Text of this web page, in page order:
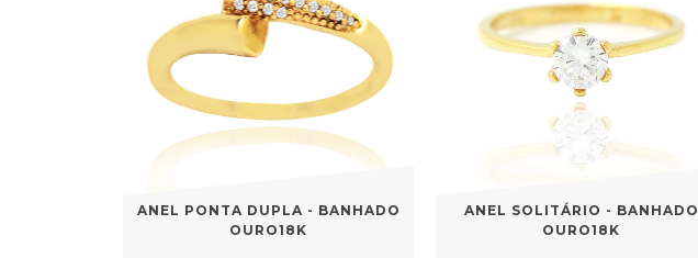
ANEL PONTA DUPLA - BANHADO
OURO18K
ANEL SOLITÁRIO - BANHADO
OURO18K